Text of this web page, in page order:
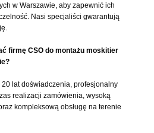
w Warszawie, aby zapewnić ich
Nasi specjaliści gwarantują
firmę CSO do montażu moskitier
lat doświadczenia, profesjonalny
realizacji zamówienia, wysoką
kompleksową obsługę na terenie